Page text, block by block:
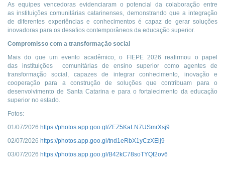
As equipes vencedoras evidenciaram o potencial da colaboração entre
as instituições comunitárias catarinenses, demonstrando que a integração
de diferentes experiências e conhecimentos é capaz de gerar soluções
inovadoras para os desafios contemporâneos da educação superior.
Compromisso com a transformação social
Mais do que um evento acadêmico, o FIEPE 2026 reafirmou o papel
das instituições comunitárias de ensino superior como agentes de
transformação social, capazes de integrar conhecimento, inovação e
cooperação para a construção de soluções que contribuam para o
desenvolvimento de Santa Catarina e para o fortalecimento da educação
superior no estado.
Fotos:
01/07/2026 https://photos.app.goo.gl/ZEZ5KaLN7USmrXsj9
02/07/2026 https://photos.app.goo.gl/tnd1eRbX1yCzXEij9
03/07/2026 https://photos.app.goo.gl/B42kC78soTYQf2ov6